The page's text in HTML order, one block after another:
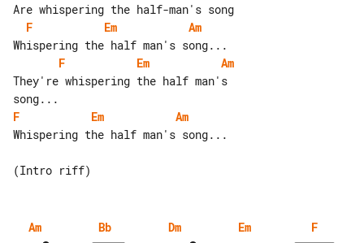
F
Em
Am
F
Em
Am
They're whispering the half man's
F
Em
Am
Whispering the half man's song...
Am Bb Dm Em F